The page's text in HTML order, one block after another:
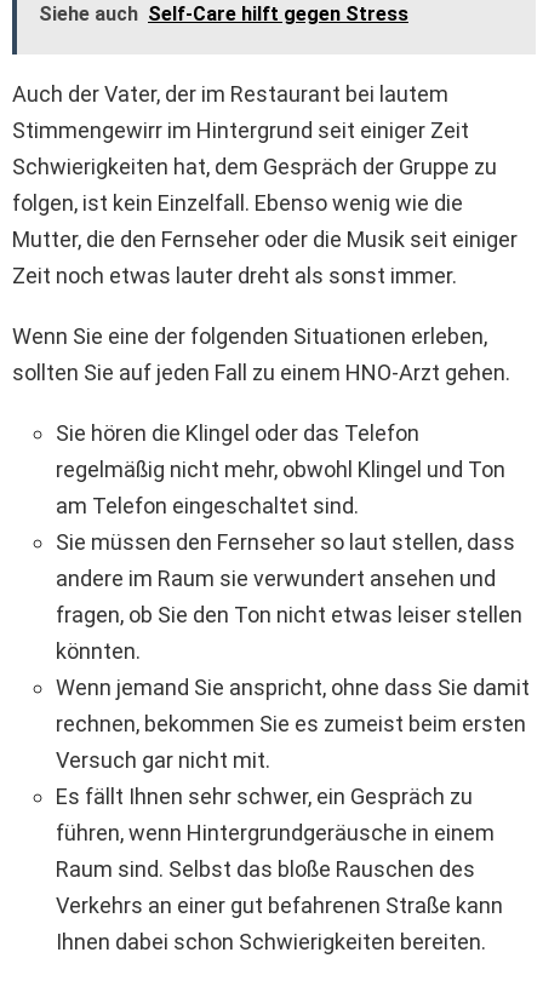
Siehe auch Self-Care hilft gegen Stress
Auch der Vater, der im Restaurant bei lautem
Stimmengewirr im Hintergrund seit einiger Zeit
Schwierigkeiten hat, dem Gespräch der Gruppe zu
folgen, ist kein Einzelfall. Ebenso wenig wie die
Mutter, die den Fernseher oder die Musik seit einiger
Zeit noch etwas lauter dreht als sonst immer.
Wenn Sie eine der folgenden Situationen erleben,
sollten Sie auf jeden Fall zu einem HNO-Arzt gehen.
Sie hören die Klingel oder das Telefon
regelmäßig nicht mehr, obwohl Klingel und Ton
am Telefon eingeschaltet sind.
Sie müssen den Fernseher so laut stellen, dass
andere im Raum sie verwundert ansehen und
fragen, ob Sie den Ton nicht etwas leiser stellen
könnten.
Wenn jemand Sie anspricht, ohne dass Sie damit
rechnen, bekommen Sie es zumeist beim ersten
Versuch gar nicht mit.
Es fällt Ihnen sehr schwer, ein Gespräch zu
führen, wenn Hintergrundgeräusche in einem
Raum sind. Selbst das bloße Rauschen des
Verkehrs an einer gut befahrenen Straße kann
Ihnen dabei schon Schwierigkeiten bereiten.